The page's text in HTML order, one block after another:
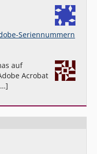
Seriennummern
auf
Acrobat